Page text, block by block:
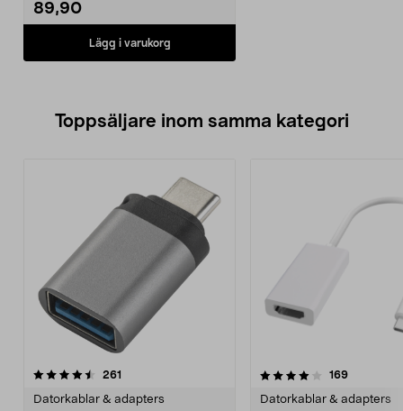
89,90
Lägg i varukorg
Toppsäljare inom samma kategori
261
Datorkablar & adapters
4.0 av 5 stjärnor 169
Datorkablar & adapters
4.5 av 5 stjärnor